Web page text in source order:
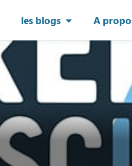
les blogs A